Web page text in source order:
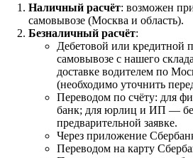
Наличный расчёт: возможен
самовывозе (Москва и область).
Безналичный расчёт:
Дебетовой или кредитной
самовывозе с нашего
доставке водителем по
(необходимо уточнить
Переводом по счёту: для
банк; для юрлиц и ИП —
предварительной заявке.
Через приложение
Переводом на карту